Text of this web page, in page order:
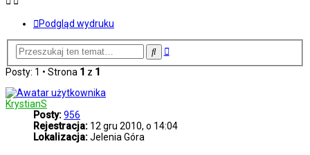
Podgląd wydruku
SzukajWyszukiwanie
Posty: 1 • Strona 1 z 1
KrystianS
Posty:956
Rejestracja: 12 gru 2010, o 14:04
Lokalizacja:Jelenia Góra